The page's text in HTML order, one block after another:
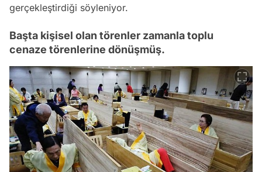
gerçekleştirdiği söyleniyor.
Başta kişisel olan törenler zamanla toplu
cenaze törenlerine dönüşmüş.